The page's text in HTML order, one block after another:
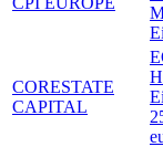
CORESTATE
CAPITAL